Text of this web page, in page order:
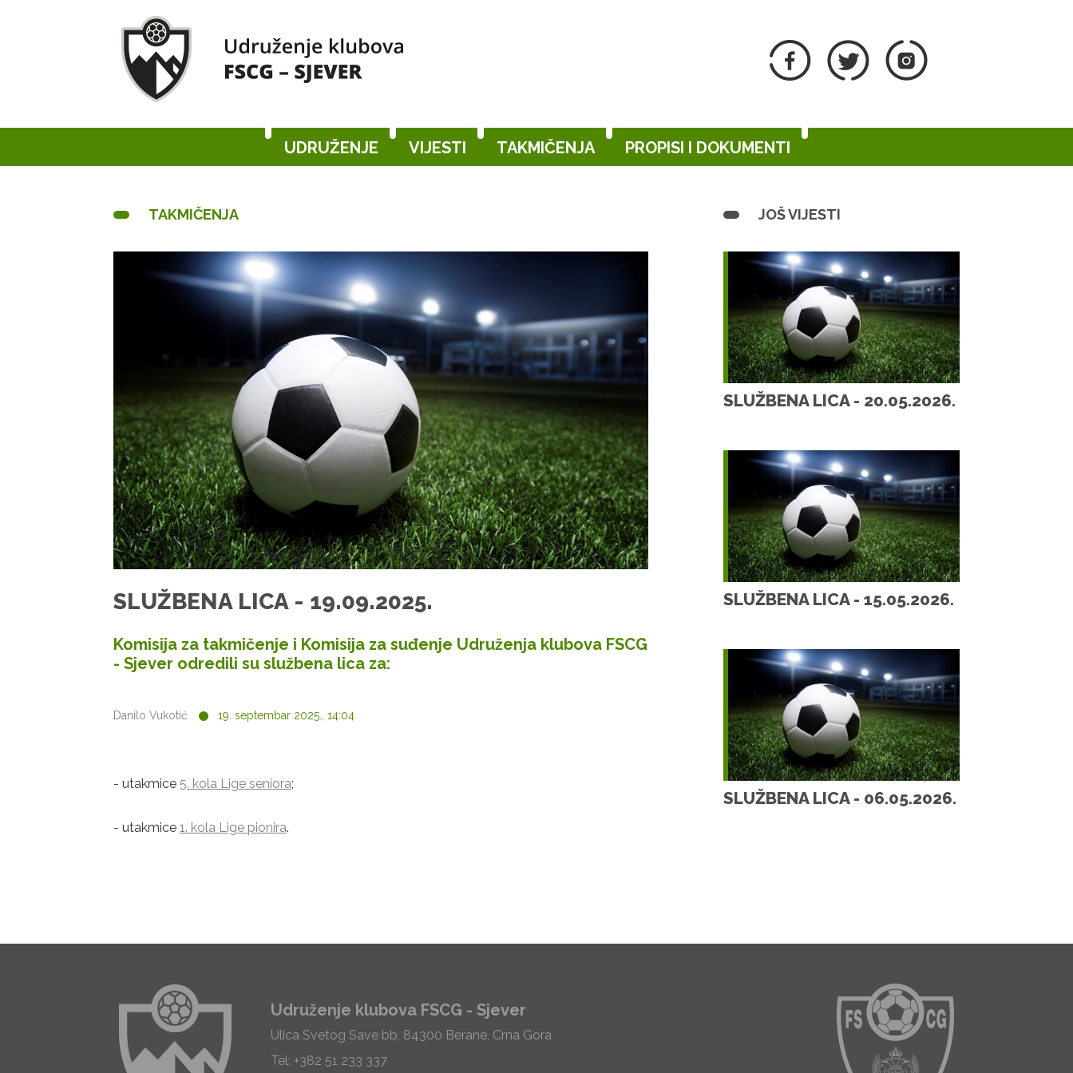
UDRUŽENJE VIJESTI TAKMIČENJA PROPISI I DOKUMENTI
TAKMIČENJA
SLUŽBENA LICA - 19.09.2025.
Komisija za takmičenje i Komisija za suđenje Udruženja klubova FSCG
- Sjever odredili su službena lica za:
Danilo Vukotić 19. septembar 2025., 14:04
- utakmice 5. kola Lige seniora;
- utakmice 1. kola Lige pionira.
JOŠ VIJESTI
SLUŽBENA LICA - 20.05.2026.
SLUŽBENA LICA - 15.05.2026.
SLUŽBENA LICA - 06.05.2026.
Udruženje klubova FSCG - Sjever
Ulica Svetog Save bb, 84300 Berane, Crna Gora
Tel: +382 51 233 337